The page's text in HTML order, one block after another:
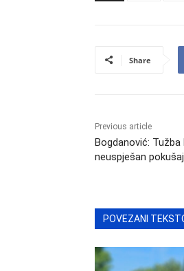
Share
Previous article
Bogdanović:
neuspješan
POVEZANI